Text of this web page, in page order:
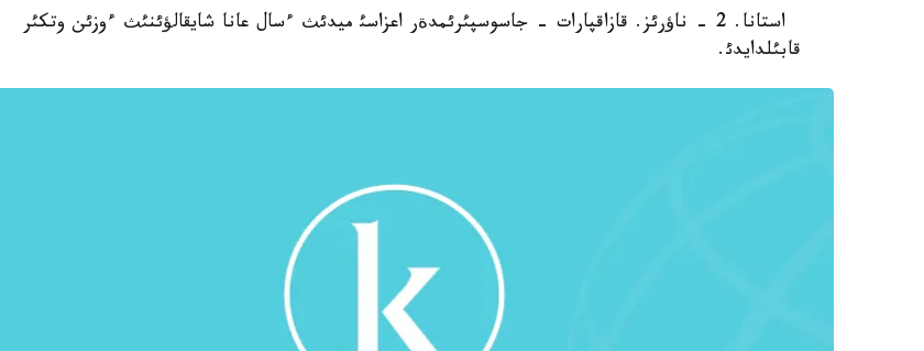
استانا. 2 - ناؤرئز. قازاقپارات - جاسوسپئرئمدةر اعزاسئ ميدئث ءسال عانا شايقالؤئنئث ءوزئن وتكئر
قابئلدايدئ.